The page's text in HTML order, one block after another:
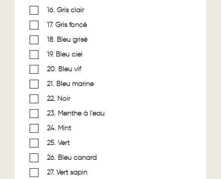
16. Gris clair
17. Gris foncé
18. Bleu grisé
19. Bleu ciel
20. Bleu vif
21. Bleu marine
22. Noir
23. Menthe à l'eau
24. Mint
25. Vert
26. Bleu canard
27. Vert sapin